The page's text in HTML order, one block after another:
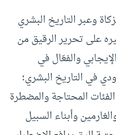
وعبر التاريخ البشري
على تحرير الرقيق من
والفعّال في
في التاريخ البشري؛
المحتاجة والمضطرة
وأبناء السبيل